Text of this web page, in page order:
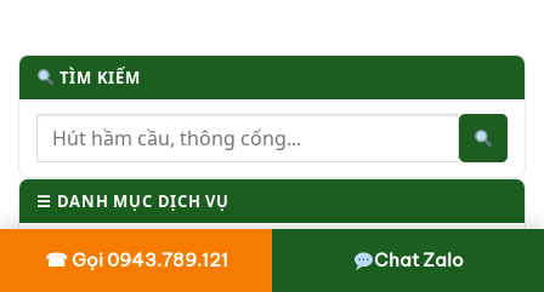
TÌM KIẾM
☰ DANH MỤC DỊCH VỤ
Hút hầm cầu 324 bài
☎ Gọi 0943.789.121 Chat Zalo